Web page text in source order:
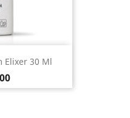
Elixer 30 Ml